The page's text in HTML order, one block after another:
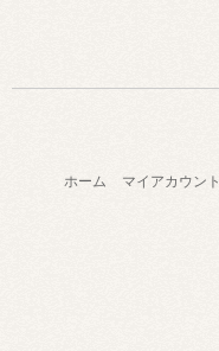
ホーム マイアカウント